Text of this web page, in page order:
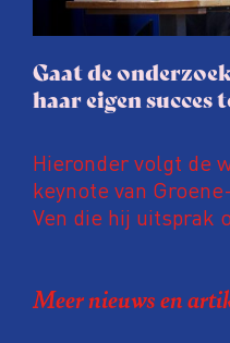
Gaat de
haar eigen succes
Hieronder volgt de
keynote van
Ven die hij uitsprak
Coen uit zijn zorgen
de macht, de pers
Meer nieuws en